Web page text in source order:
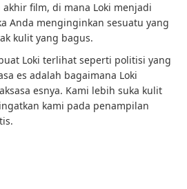
film, di mana Loki menjadi
Anda menginginkan sesuatu yang
kulit yang bagus.
Loki terlihat seperti politisi yang
es adalah bagaimana Loki
esnya. Kami lebih suka kulit
kami pada penampilan